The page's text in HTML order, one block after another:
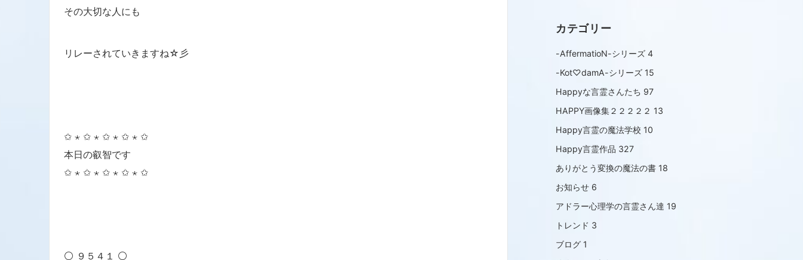
その大切な人にも
リレーされていきますね☆彡
✩ ⋆ ✩ ⋆ ✩ ⋆ ✩ ⋆ ✩
本日の叡智です
✩ ⋆ ✩ ⋆ ✩ ⋆ ✩ ⋆ ✩
⚪ ９５４１ ⚪
カテゴリー
-AffermatioN-シリーズ 4
-Kot♡damA-シリーズ 15
Happyな言霊さんたち 97
HAPPY画像集２２２２２ 13
Happy言霊の魔法学校 10
Happy言霊作品 327
ありがとう変換の魔法の書 18
お知らせ 6
アドラー心理学の言霊さん達 19
トレンド 3
ブログ 1